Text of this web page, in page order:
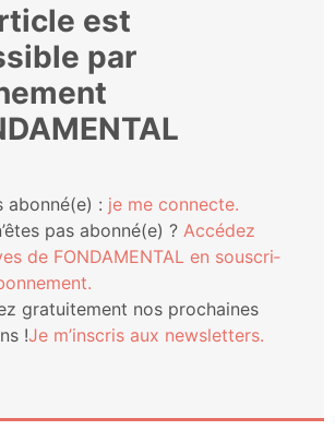
est
par
: je me connecte.
pas abonné(e) ? Accé­dez
de FONDAMENTAL en sous­cri­
gra­tui­te­ment nos pro­chaines
!Je m’ins­cris aux newsletters.